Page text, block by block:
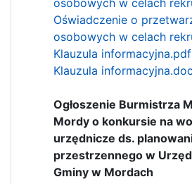
Oświadczenie o
osobowych w celach
Klauzula informacyjna.pdf
Klauzula informacyjna.doc
Ogłoszenie Burmistrza
Mordy o konkursie na
urzędnicze ds.
przestrzennego w
Gminy w Mordach